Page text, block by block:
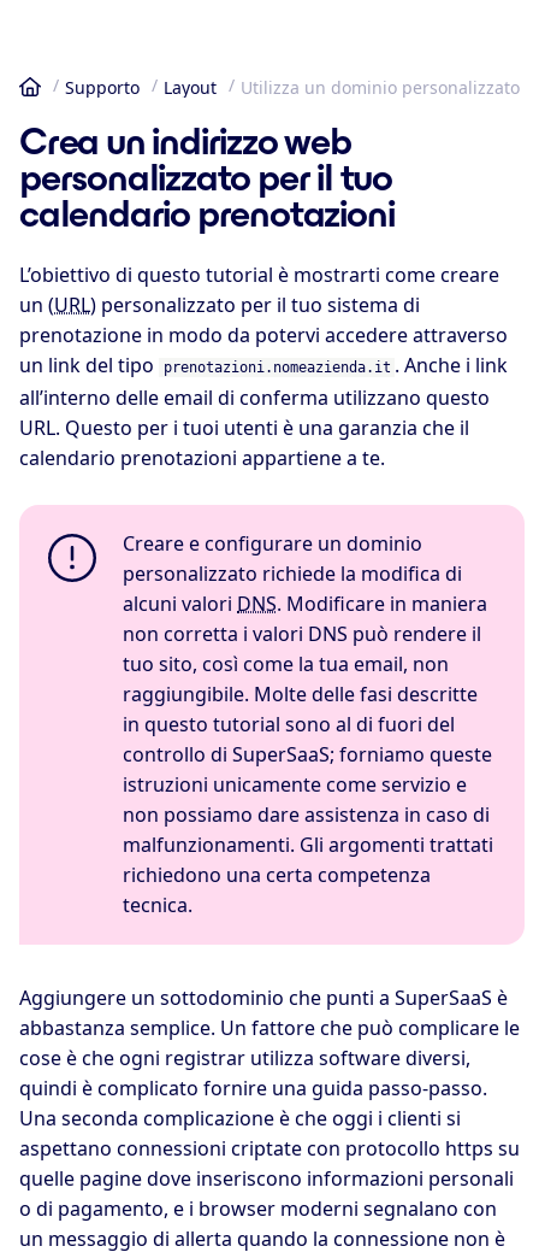
Home
Supporto Layout Utilizza un dominio personalizzato
Crea un indirizzo web
personalizzato per il tuo
calendario prenotazioni
L’obiettivo di questo tutorial è mostrarti come creare
un (URL) personalizzato per il tuo sistema di
prenotazione in modo da potervi accedere attraverso
un link del tipo
prenotazioni.nomeazienda.it . Anche i link
all’interno delle email di conferma utilizzano questo
URL. Questo per i tuoi utenti è una garanzia che il
calendario prenotazioni appartiene a te.
Creare e configurare un dominio
personalizzato richiede la modifica di
alcuni valori DNS. Modificare in maniera
non corretta i valori DNS può rendere il
tuo sito, così come la tua email, non
raggiungibile. Molte delle fasi descritte
in questo tutorial sono al di fuori del
controllo di SuperSaaS; forniamo queste
istruzioni unicamente come servizio e
non possiamo dare assistenza in caso di
malfunzionamenti. Gli argomenti trattati
richiedono una certa competenza
tecnica.
Aggiungere un sottodominio che punti a SuperSaaS è
abbastanza semplice. Un fattore che può complicare le
cose è che ogni registrar utilizza software diversi,
quindi è complicato fornire una guida passo-passo.
Una seconda complicazione è che oggi i clienti si
aspettano connessioni criptate con protocollo https su
quelle pagine dove inseriscono informazioni personali
o di pagamento, e i browser moderni segnalano con
un messaggio di allerta quando la connessione non è